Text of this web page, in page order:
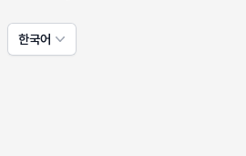
한국어